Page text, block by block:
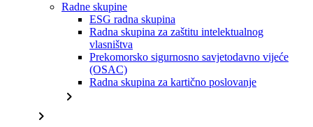
Radne skupine
ESG radna skupina
Radna skupina za zaštitu intelektualnog
vlasništva
Prekomorsko sigurnosno savjetodavno vijeće
(OSAC)
Radna skupina za kartično poslovanje
chevron_right
chevron_right